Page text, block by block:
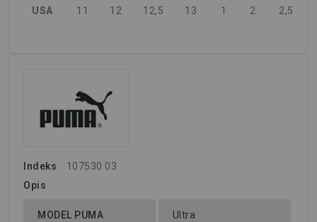
USA 11 12 12,5 13 1 2 2,5
Indeks
107530 03
Opis
MODEL PUMA Ultra